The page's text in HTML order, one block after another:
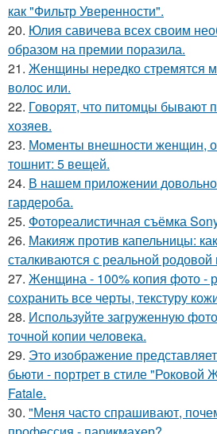
как "Фильтр Уверенности".
20. Юлия савичева всех своим
образом на премии поразила.
21. Женщины нередко стремятся
волос или.
22. Говорят, что питомцы бывают
хозяев.
23. Моменты внешности женщин,
тошнит: 5 вещей.
24. В нашем приложении
гардероба.
25. Фотореалистичная съёмка
26. Макияж против капельницы:
сталкиваются с реальной родовой
27. Женщина - 100% копия фото -
сохранить все черты, текстуру
28. Используйте загруженную
точной копии человека.
29. Это изображение
бьюти - портрет в стиле
Fatale.
30. "Меня часто спрашивают,